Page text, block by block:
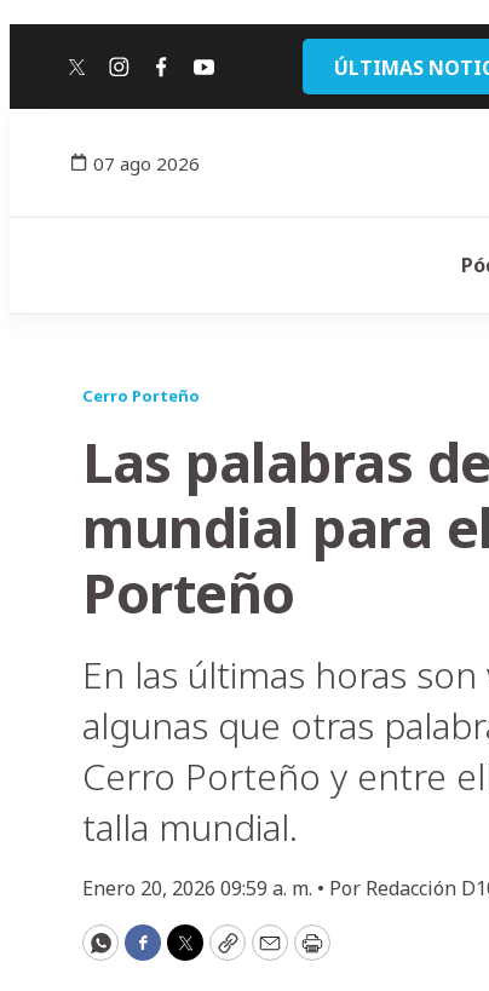
twitterinstagram
facebook
youtube ÚLTIMAS
07 ago 2026
Cerro Porteño
Las palabras
mundial para
Porteño
En las últimas horas
algunas que otras
Cerro Porteño y entre
talla mundial.
Enero 20, 2026 09:59 a. m. • Por Redacción
WhatsApp
Facebook
Twitter
CopyEmailPrint